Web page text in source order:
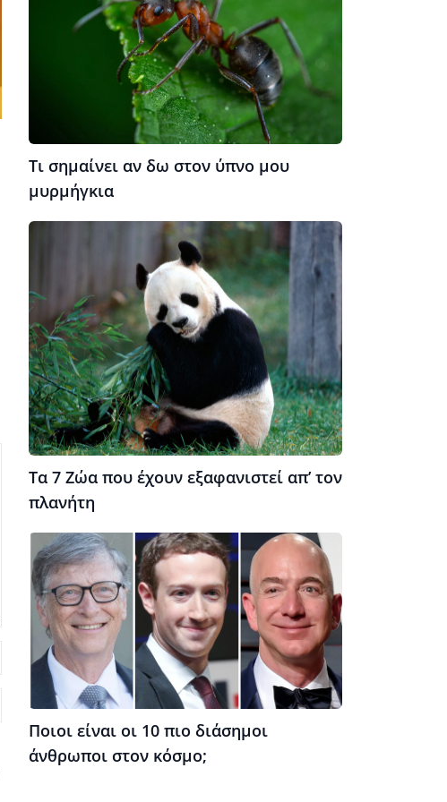
Τι σημαίνει αν δω στον ύπνο μου
μυρμήγκια
Τα 7 Ζώα που έχουν εξαφανιστεί απ’ τον
πλανήτη
Ποιοι είναι οι 10 πιο διάσημοι
άνθρωποι στον κόσμο;